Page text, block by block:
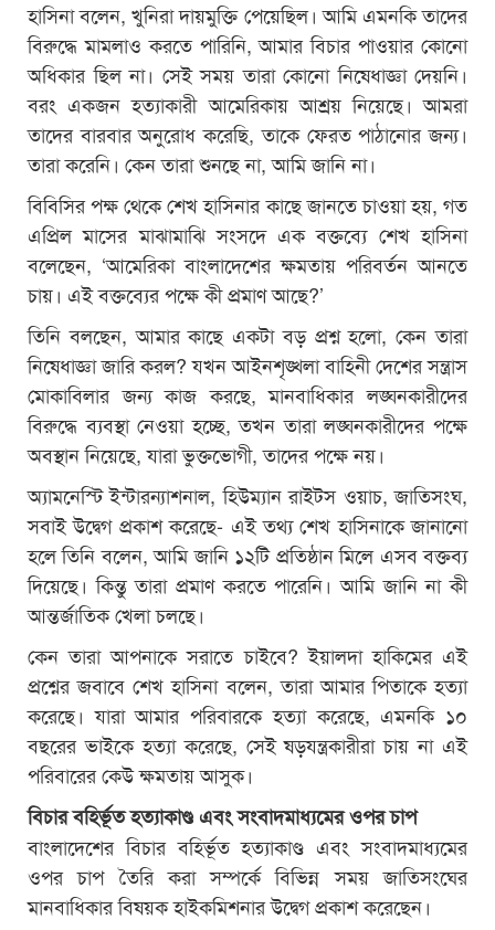
হাসিনা বলেন, খুনিরা দায়মুক্তি পেয়েছিল। আমি এমনকি তাদের
বিরুদ্ধে মামলাও করতে পারিনি, আমার বিচার পাওয়ার কোনো
অধিকার ছিল না। সেই সময় তারা কোনো নিষেধাজ্ঞা দেয়নি।
বরং একজন হত্যাকারী আমেরিকায় আশ্রয় নিয়েছে। আমরা
তাদের বারবার অনুরোধ করেছি, তাকে ফেরত পাঠানোর জন্য।
তারা করেনি। কেন তারা শুনছে না, আমি জানি না।
বিবিসির পক্ষ থেকে শেখ হাসিনার কাছে জানতে চাওয়া হয়, গত
এপ্রিল মাসের মাঝামাঝি সংসদে এক বক্তব্যে শেখ হাসিনা
বলেছেন, ‘আমেরিকা বাংলাদেশের ক্ষমতায় পরিবর্তন আনতে
চায়। এই বক্তব্যের পক্ষে কী প্রমাণ আছে?’
তিনি বলছেন, আমার কাছে একটা বড় প্রশ্ন হলো, কেন তারা
নিষেধাজ্ঞা জারি করল? যখন আইনশৃঙ্খলা বাহিনী দেশের সন্ত্রাস
মোকাবিলার জন্য কাজ করছে, মানবাধিকার লঙ্ঘনকারীদের
বিরুদ্ধে ব্যবস্থা নেওয়া হচ্ছে, তখন তারা লঙ্ঘনকারীদের পক্ষে
অবস্থান নিয়েছে, যারা ভুক্তভোগী, তাদের পক্ষে নয়।
অ্যামনেস্টি ইন্টারন্যাশনাল, হিউম্যান রাইটস ওয়াচ, জাতিসংঘ,
সবাই উদ্বেগ প্রকাশ করেছে- এই তথ্য শেখ হাসিনাকে জানানো
হলে তিনি বলেন, আমি জানি ১২টি প্রতিষ্ঠান মিলে এসব বক্তব্য
দিয়েছে। কিন্তু তারা প্রমাণ করতে পারেনি। আমি জানি না কী
আন্তর্জাতিক খেলা চলছে।
কেন তারা আপনাকে সরাতে চাইবে? ইয়ালদা হাকিমের এই
প্রশ্নের জবাবে শেখ হাসিনা বলেন, তারা আমার পিতাকে হত্যা
করেছে। যারা আমার পরিবারকে হত্যা করেছে, এমনকি ১০
বছরের ভাইকে হত্যা করেছে, সেই ষড়যন্ত্রকারীরা চায় না এই
পরিবারের কেউ ক্ষমতায় আসুক।
বিচার বহির্ভূত হত্যাকাণ্ড এবং সংবাদমাধ্যমের ওপর চাপ
বাংলাদেশের বিচার বহির্ভূত হত্যাকাণ্ড এবং সংবাদমাধ্যমের
ওপর চাপ তৈরি করা সম্পর্কে বিভিন্ন সময় জাতিসংঘের
মানবাধিকার বিষয়ক হাইকমিশনার উদ্বেগ প্রকাশ করেছেন।